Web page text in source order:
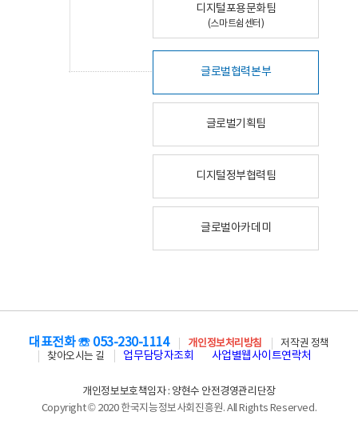
디지털포용문화팀
(스마트쉼센터)
글로벌협력본부
글로벌기획팀
디지털정부협력팀
글로벌아카데미
대표전화 ☏ 053-230-1114 개인정보처리방침
저작권 정책
찾아오시는 길
업무담당자조회 사업별웹사이트연락처
개인정보보호책임자 : 양현수 안전경영관리단장
Copyright © 2020 한국지능정보사회진흥원. All Rights Reserved.